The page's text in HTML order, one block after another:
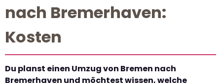
nach Bremerhaven:
Kosten
Du planst einen Umzug von Bremen nach
Bremerhaven und möchtest wissen, welche